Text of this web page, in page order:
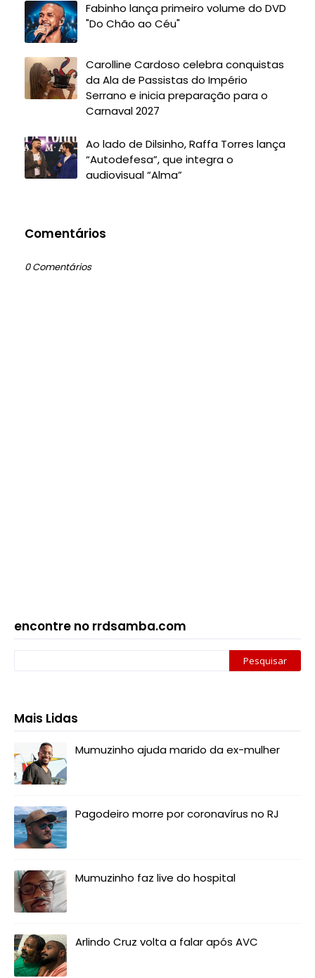
Fabinho lança primeiro volume do DVD
"Do Chão ao Céu"
Carolline Cardoso celebra conquistas
da Ala de Passistas do Império
Serrano e inicia preparação para o
Carnaval 2027
Ao lado de Dilsinho, Raffa Torres lança
“Autodefesa”, que integra o
audiovisual “Alma”
Comentários
0 Comentários
encontre no rrdsamba.com
Mais Lidas
Mumuzinho ajuda marido da ex-mulher
Pagodeiro morre por coronavírus no RJ
Mumuzinho faz live do hospital
Arlindo Cruz volta a falar após AVC